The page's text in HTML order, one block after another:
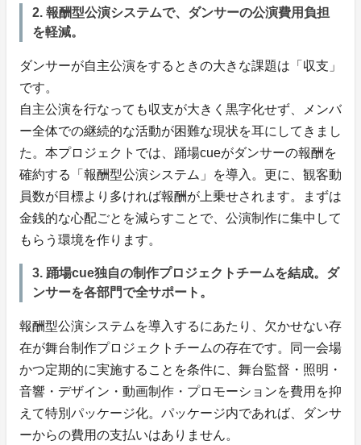
2. 報酬型公演システムで、ダンサーの公演費用負担
を軽減。
ダンサーが自主公演をするときの大きな課題は「収支」
です。
自主公演を行なっても収支が大きく黒字化せず、メンバ
ー全体での継続的な活動が困難な現状を耳にしてきまし
た。本プロジェクトでは、踊場cueがダンサーの報酬を
確約する「報酬型公演システム」を導入。更に、観客動
員数が目標より多ければ報酬が上乗せされます。まずは
金銭的な心配ごとを減らすことで、公演制作に集中して
もらう環境を作ります。
3. 踊場cue独自の制作プロジェクトチームを結成。ダ
ンサーを各部門で全サポート。
報酬型公演システムを導入するにあたり、欠かせない存
在が舞台制作プロジェクトチームの存在です。同一会場
かつ定期的に実施することを条件に、舞台監督・照明・
音響・デザイン・動画制作・プロモーションを費用を抑
えて特別パッケージ化。パッケージ内であれば、ダンサ
ーからの費用の支払いはありません。